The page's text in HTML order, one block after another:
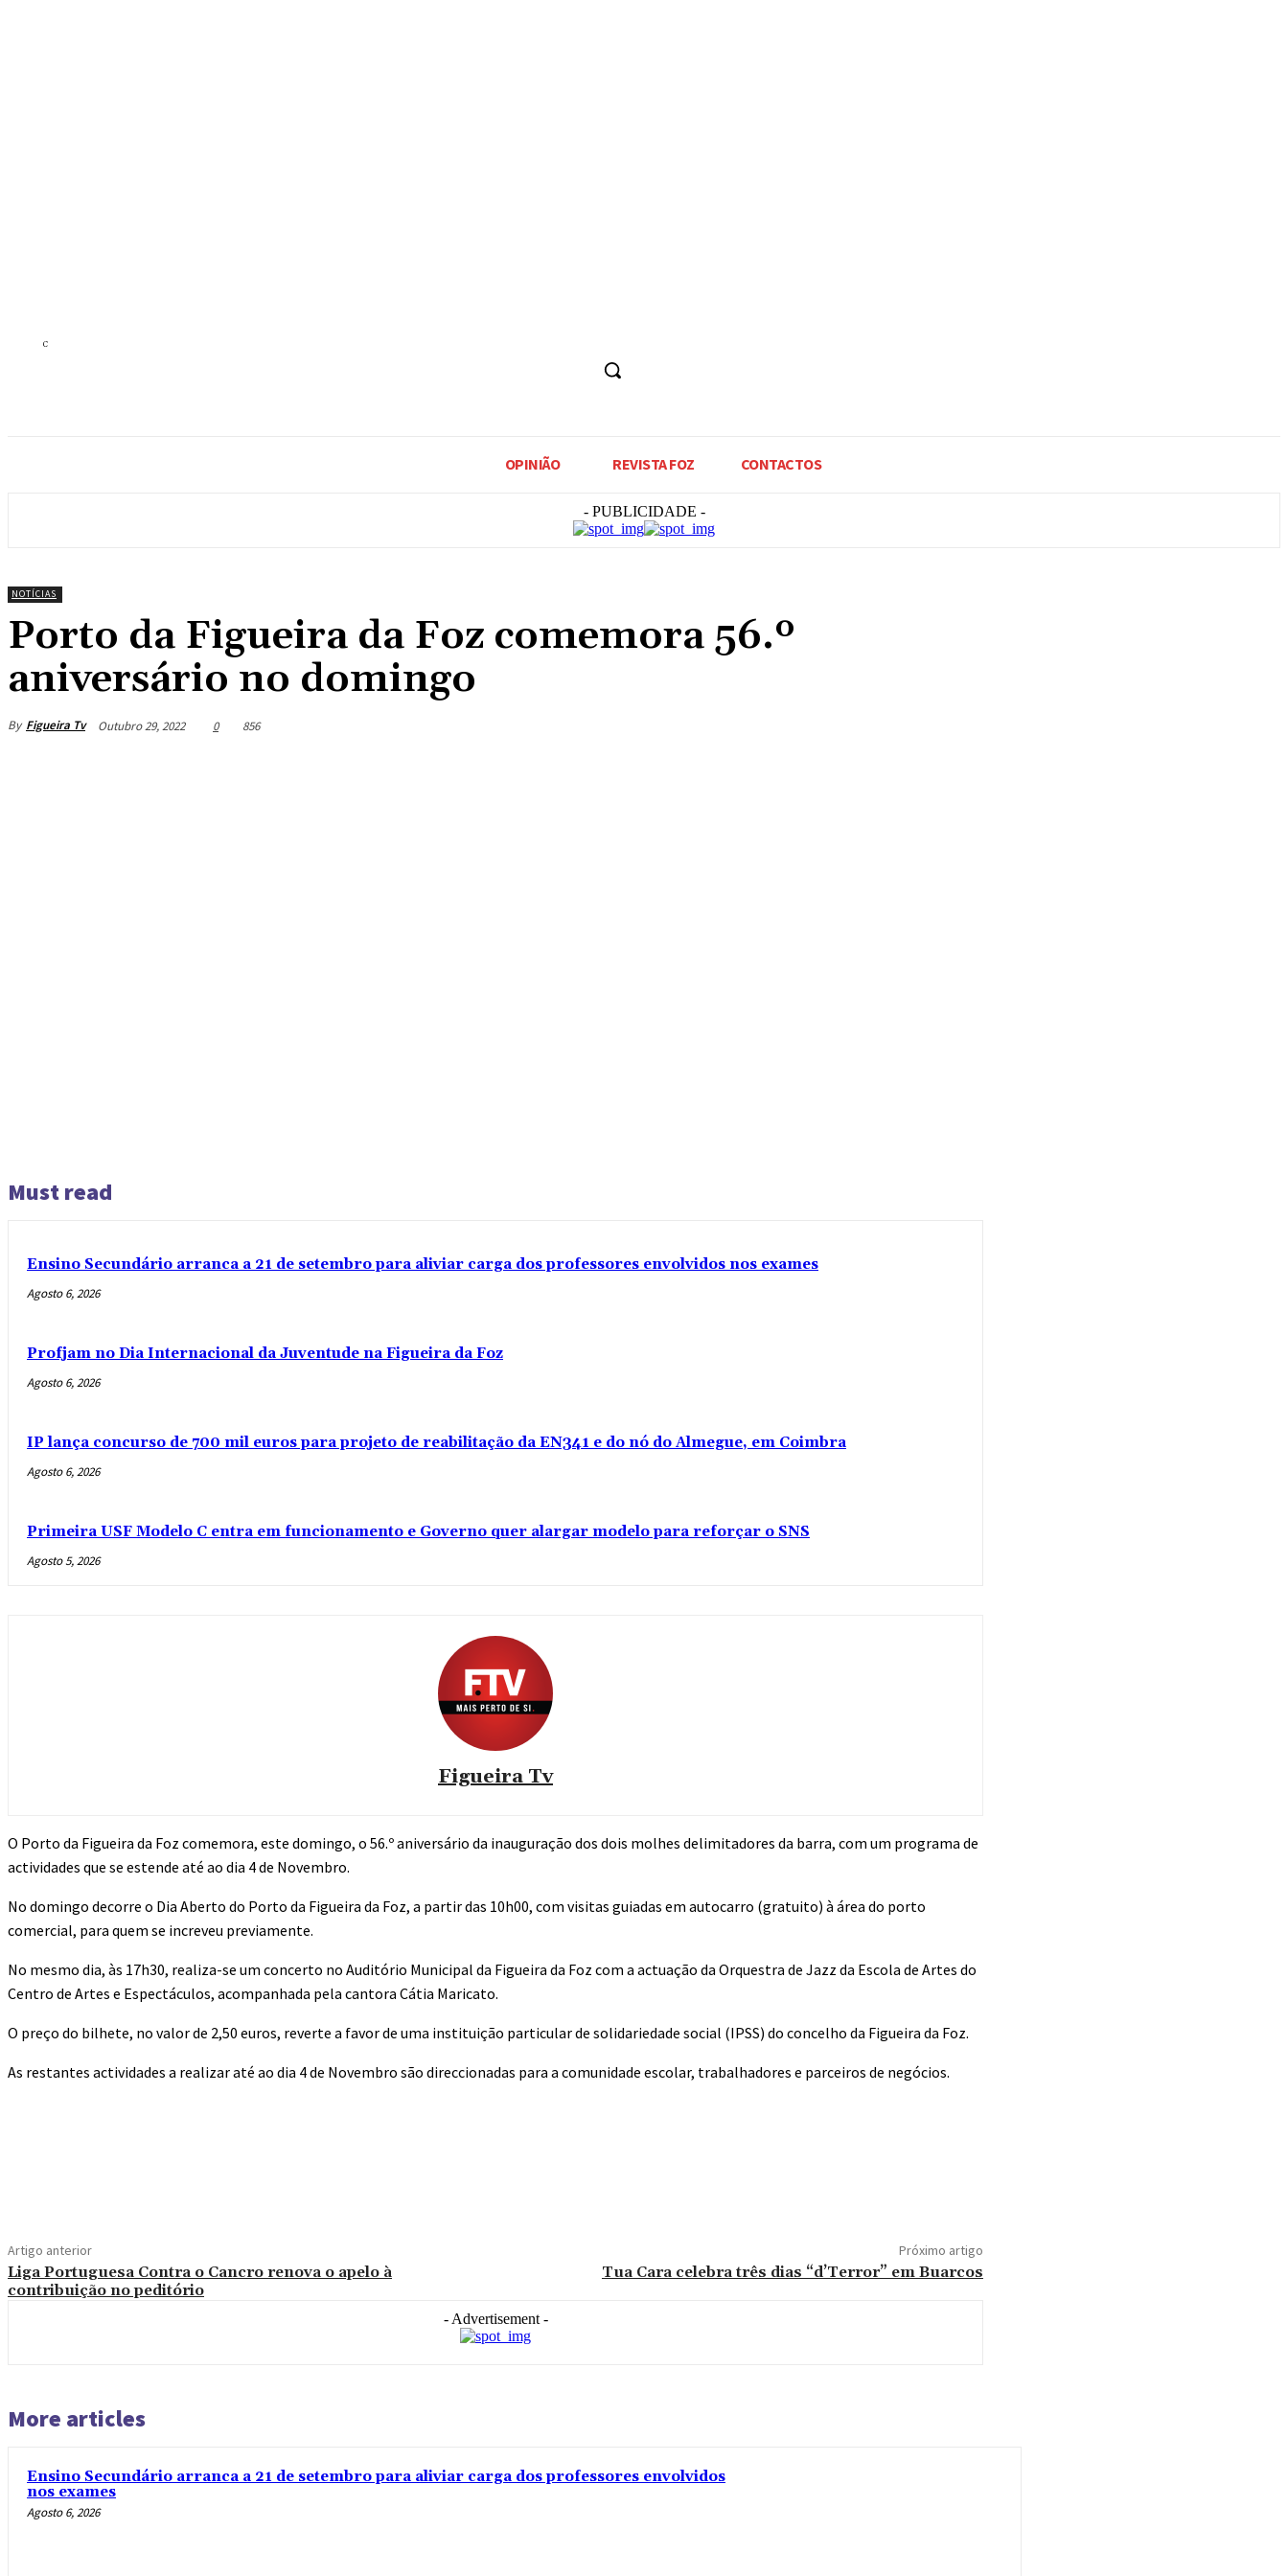
C
OPINIÃO REVISTA FOZ CONTACTOS
- PUBLICIDADE -
NOTÍCIAS
Porto da Figueira da Foz comemora 56.º
aniversário no domingo
By Figueira Tv Outubro 29, 2022 0 856
Must read
Ensino Secundário arranca a 21 de setembro para aliviar carga dos professores envolvidos nos exames
Agosto 6, 2026
Profjam no Dia Internacional da Juventude na Figueira da Foz
Agosto 6, 2026
IP lança concurso de 700 mil euros para projeto de reabilitação da EN341 e do nó do Almegue, em Coimbra
Agosto 6, 2026
Primeira USF Modelo C entra em funcionamento e Governo quer alargar modelo para reforçar o SNS
Agosto 5, 2026
Figueira Tv
O Porto da Figueira da Foz comemora, este domingo, o 56.º aniversário da inauguração dos dois molhes delimitadores da barra, com um programa de
actividades que se estende até ao dia 4 de Novembro.
No domingo decorre o Dia Aberto do Porto da Figueira da Foz, a partir das 10h00, com visitas guiadas em autocarro (gratuito) à área do porto
comercial, para quem se increveu previamente.
No mesmo dia, às 17h30, realiza-se um concerto no Auditório Municipal da Figueira da Foz com a actuação da Orquestra de Jazz da Escola de Artes do
Centro de Artes e Espectáculos, acompanhada pela cantora Cátia Maricato.
O preço do bilhete, no valor de 2,50 euros, reverte a favor de uma instituição particular de solidariedade social (IPSS) do concelho da Figueira da Foz.
As restantes actividades a realizar até ao dia 4 de Novembro são direccionadas para a comunidade escolar, trabalhadores e parceiros de negócios.
Artigo anterior
Liga Portuguesa Contra o Cancro renova o apelo à
contribuição no peditório
Próximo artigo
Tua Cara celebra três dias “d’Terror” em Buarcos
- Advertisement -
More articles
Ensino Secundário arranca a 21 de setembro para aliviar carga dos professores envolvidos
nos exames
Agosto 6, 2026